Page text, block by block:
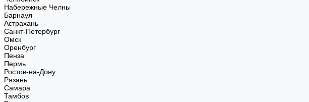
Набережные Челны
Барнаул
Астрахань
Санкт-Петербург
Омск
Оренбург
Пенза
Пермь
Ростов-на-Дону
Рязань
Самара
Тамбов